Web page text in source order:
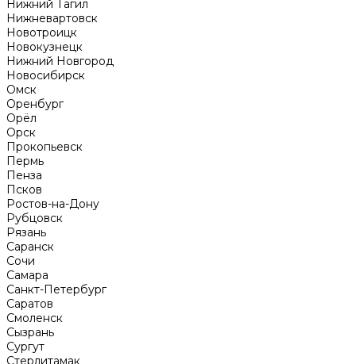
Нижний Тагил
Нижневартовск
Новотроицк
Новокузнецк
Нижний Новгород
Новосибирск
Омск
Оренбург
Орёл
Орск
Прокопьевск
Пермь
Пенза
Псков
Ростов-на-Дону
Рубцовск
Рязань
Саранск
Сочи
Самара
Санкт-Петербург
Саратов
Смоленск
Сызрань
Сургут
Стерлитамак